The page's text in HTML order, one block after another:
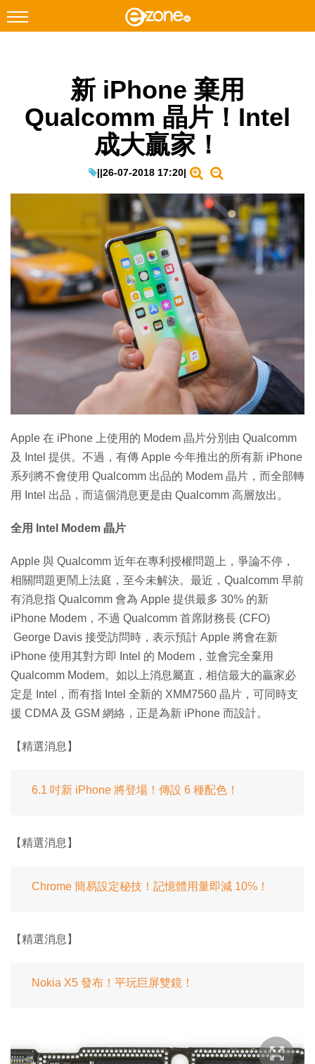
Instagram
科技焦點
教學評測
EduTech
IT Times
生成式AI與雲端應用
Enterprise Digital Transformation
特集
新 iPhone 棄用
Qualcomm 晶片！Intel
成大贏家！
||26-07-2018 17:20|
Apple 在 iPhone 上使用的 Modem 晶片分別由 Qualcomm
及 Intel 提供。不過，有傳 Apple 今年推出的所有新 iPhone
系列將不會使用 Qualcomm 出品的 Modem 晶片，而全部轉
用 Intel 出品，而這個消息更是由 Qualcomm 高層放出。
全用 Intel Modem 晶片
Apple 與 Qualcomm 近年在專利授權問題上，爭論不停，
相關問題更鬧上法庭，至今未解決。最近，Qualcomm 早前
有消息指 Qualcomm 會為 Apple 提供最多 30% 的新
iPhone Modem，不過 Qualcomm 首席財務長 (CFO)
George Davis 接受訪問時，表示預計 Apple 將會在新
iPhone 使用其對方即 Intel 的 Modem，並會完全棄用
Qualcomm Modem。如以上消息屬直，相信最大的贏家必
定是 Intel，而有指 Intel 全新的 XMM7560 晶片，可同時支
援 CDMA 及 GSM 網絡，正是為新 iPhone 而設計。
【精選消息】
6.1 吋新 iPhone 將登場！傳設 6 種配色！
【精選消息】
Chrome 簡易設定秘技！記憶體用量即減 10℅！
【精選消息】
Nokia X5 發布！平玩巨屏雙鏡！